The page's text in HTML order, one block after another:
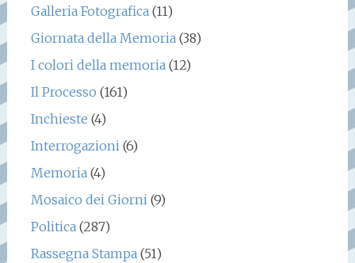
Galleria Fotografica(11)
Giornata della Memoria(38)
I colori della memoria(12)
Il Processo (161)
Inchieste (4)
Interrogazioni(6)
Memoria(4)
Mosaico dei Giorni(9)
Politica(287)
Rassegna Stampa(51)